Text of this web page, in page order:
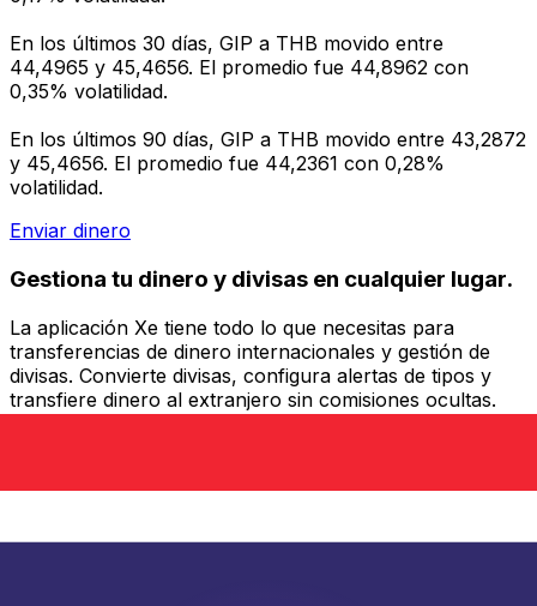
En los últimos 30 días, GIP a THB movido entre
44,4965 y 45,4656. El promedio fue 44,8962 con
0,35% volatilidad.
En los últimos 90 días, GIP a THB movido entre 43,2872
y 45,4656. El promedio fue 44,2361 con 0,28%
volatilidad.
Enviar dinero
Gestiona tu dinero y divisas en cualquier lugar.
La aplicación Xe tiene todo lo que necesitas para
transferencias de dinero internacionales y gestión de
divisas. Convierte divisas, configura alertas de tipos y
transfiere dinero al extranjero sin comisiones ocultas.